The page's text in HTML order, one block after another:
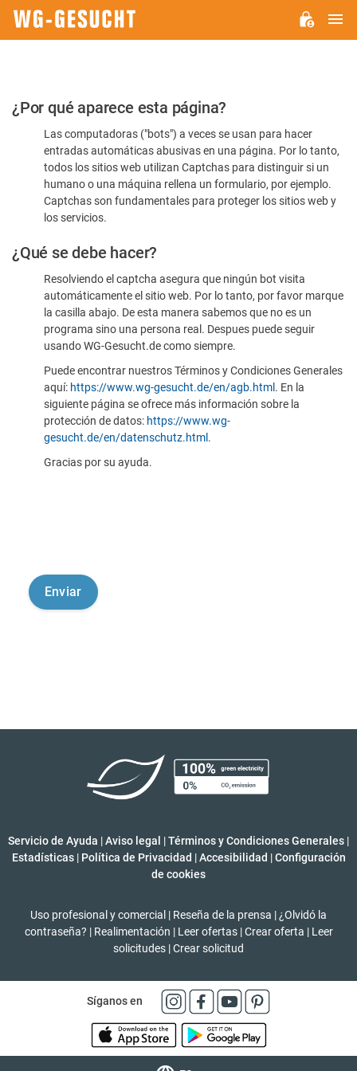
Por
favor,
confirme
humano
¿Por qué aparece esta página?
Las computadoras ("bots") a veces se usan para hacer
entradas automáticas abusivas en una página. Por lo tanto,
todos los sitios web utilizan Captchas para distinguir si un
humano o una máquina rellena un formulario, por ejemplo.
Captchas son fundamentales para proteger los sitios web y
los servicios.
¿Qué se debe hacer?
Resolviendo el captcha asegura que ningún bot visita
automáticamente el sitio web. Por lo tanto, por favor marque
la casilla abajo. De esta manera sabemos que no es un
programa sino una persona real. Despues puede seguir
usando WG-Gesucht.de como siempre.
Puede encontrar nuestros Términos y Condiciones Generales
aquí: https://www.wg-gesucht.de/en/agb.html . En la
siguiente página se ofrece más información sobre la
protección de datos: https://www.wg-
gesucht.de/en/datenschutz.html .
Gracias por su ayuda.
Servicio de Ayuda |Aviso legal |Términos y Condiciones Generales |
Estadísticas | Política de Privacidad | Accesibilidad | Configuración
de cookies
Uso profesional y comercial | Reseña de la prensa | ¿Olvidó la
contraseña? | Realimentación | Leer ofertas | Crear oferta | Leer
solicitudes |Crear solicitud
Síganos en